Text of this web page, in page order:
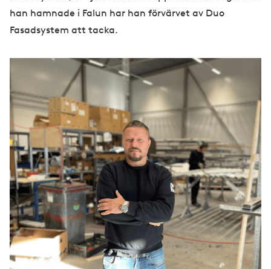
han hamnade i Falun har han förvärvet av Duo
Fasadsystem att tacka.